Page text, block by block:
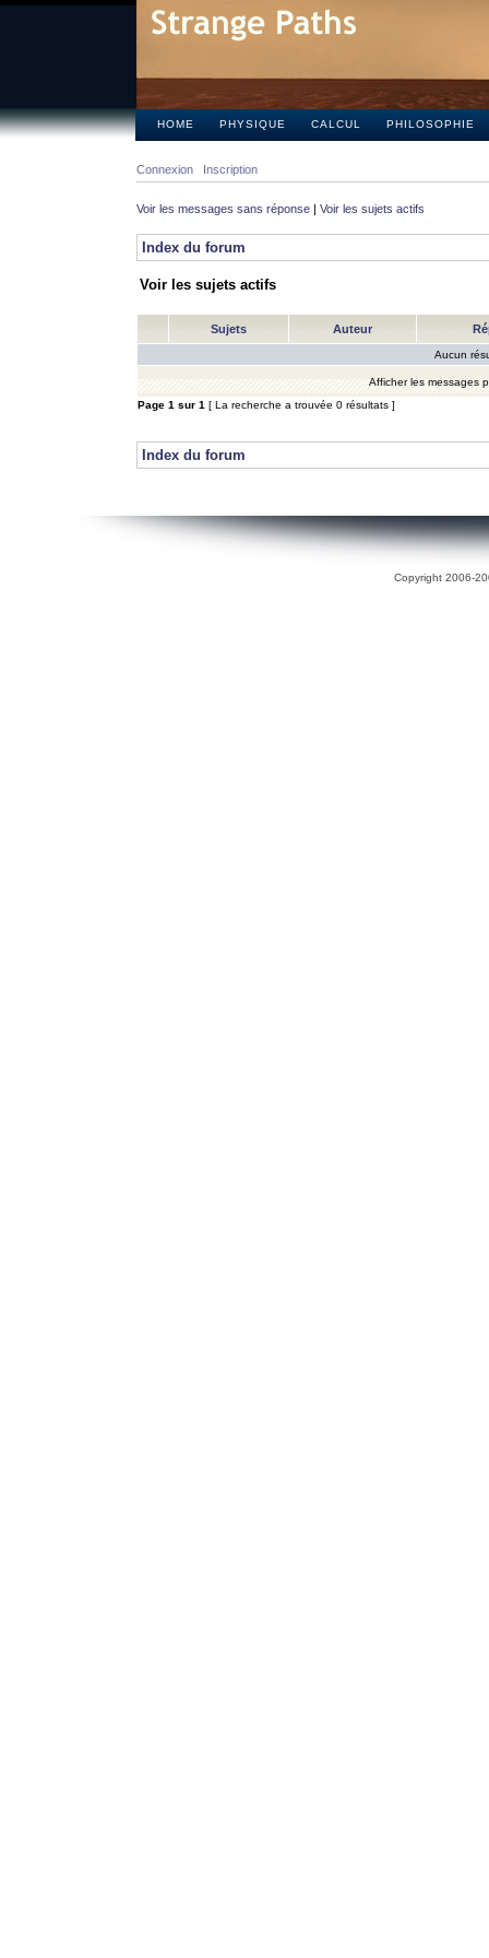
HOME PHYSIQUE CALCUL PHILOSOPHIE
Connexion Inscription
Voir les messages sans réponse | Voir les sujets actifs
Index du forum
Voir les sujets actifs
Sujets Auteur
Aucun
Afficher les messages
Page 1 sur 1 [ La recherche a trouvée 0 résultats ]
Index du forum
Copyright 2006-